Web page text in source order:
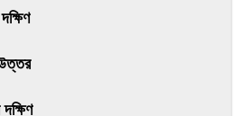
উত্তর